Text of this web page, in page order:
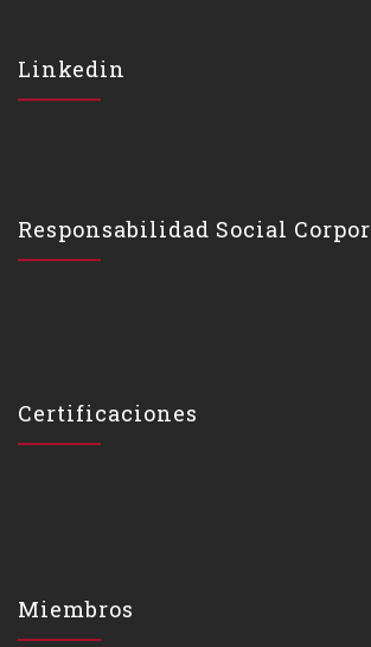
Linkedin
Responsabilidad Social
Certificaciones
Miembros